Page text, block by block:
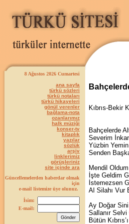
8 Ağustos 2026 Cumartesi
ana sayfa
türkü sözleri
türkü notaları
türkü hikayeleri
gönül verenler
bağlama-nota
ozanlarımız
halk müziği
konser-tv
kitaplık
yazılar
sözlük
arşiv
linklerimiz
görüşleriniz
site içinde ara
Güncellemelerden haberdar olmak
için
e-mail listemize üye olunuz.
İsim:
E-mail:
Kıbrıs-Bekir
Bahçelerde
Severim
Yüzbin
Senden
Mendil
İşte Geldim
İstemezsen
Al Silahı Vur
Ay Doğar
Sallanır Selvi
Bütün